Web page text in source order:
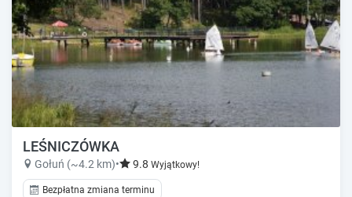
LEŚNICZÓWKA
Gołuń (~4.2 km)• 9.8 Wyjątkowy!
Bezpłatna zmiana terminu